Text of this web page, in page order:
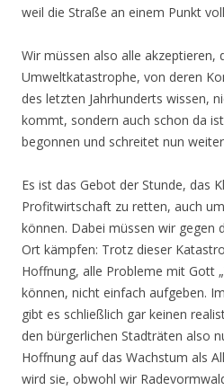
weil die Straße an einem Punkt
Wir müssen also alle akzeptieren,
Umweltkatastrophe, von deren
des letzten Jahrhunderts wissen,
kommt, sondern auch schon da
begonnen und schreitet nun
Es ist das Gebot der Stunde, das
Profitwirtschaft zu retten, auch
können. Dabei müssen wir gegen
Ort kämpfen: Trotz dieser
Hoffnung, alle Probleme mit Gott
können, nicht einfach aufgeben.
gibt es schließlich gar keinen
den bürgerlichen Stadträten also
Hoffnung auf das Wachstum als
wird sie, obwohl wir